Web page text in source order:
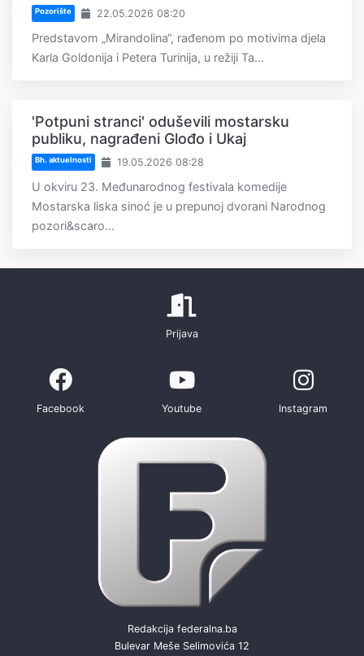
Pozorište 22.05.2026 08:20
Predstavom „Mirandolina“, rađenom po motivima djela
Karla Goldonija i Petera Turinija, u režiji Ta...
'Potpuni stranci' oduševili mostarsku
publiku, nagrađeni Glođo i Ukaj
Bh. aktuelnosti 19.05.2026 08:28
U okviru 23. Međunarodnog festivala komedije
Mostarska liska sinoć je u prepunoj dvorani Narodnog
pozori&scaro...
Prijava
Facebook Youtube Instagram
Redakcija federalna.ba
Bulevar Meše Selimovića 12